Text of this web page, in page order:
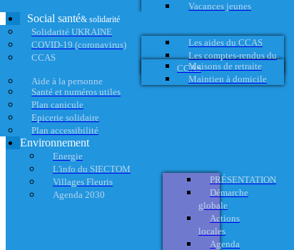
Vacances jeunes
Social santé& solidarité
Solidarité UKRAINE
COVID-19 (coronavirus)
CCAS
Les aides du CCAS
Les comptes-rendus du
CCAS
Aide à la personne
Maisons de retraite
Maintien à domicile
Santé et numéros utiles
Plan canicule
Epicerie solidaire
Plan accessibilité
Environnement
Energie
L'info du SIECTOM
Villages Fleuris
Agenda 2030
PRÉSENTATION
Démarche
globale
Actions
locales
Agenda